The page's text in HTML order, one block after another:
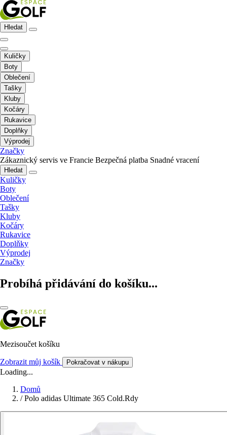
Hledat
Kuličky
Boty
Oblečení
Tašky
Kluby
Kočáry
Rukavice
Doplňky
Výprodej
Značky
Zákaznický servis ve Francie Bezpečná platba Snadné vracení
Hledat
Kuličky
Boty
Oblečení
Tašky
Kluby
Kočáry
Rukavice
Doplňky
Výprodej
Značky
Probíhá přidávání do košíku...
Mezisoučet košíku
Zobrazit můj košík Pokračovat v nákupu
Loading...
Domů
/ Polo adidas Ultimate 365 Cold.Rdy